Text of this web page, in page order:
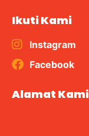
Ikuti Kami
Instagram
Facebook
Alamat Kami